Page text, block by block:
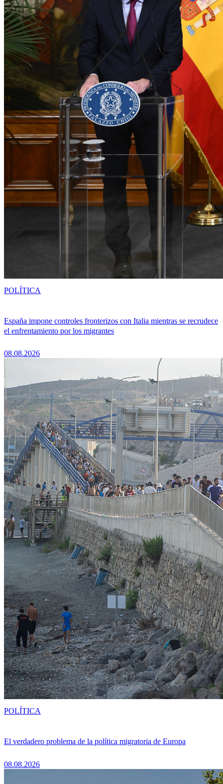
España impone controles fronterizos con Italia mientras se recrudece
el enfrentamiento por los migrantes
08.08.2026
POLÍTICA
El verdadero problema de la política migratoria de Europa
08.08.2026
POLÍTICA